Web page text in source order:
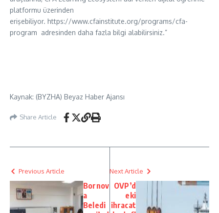
platformu üzerinden
erişebiliyor. https://www.cfainstitute.org/programs/cfa-
program adresinden daha fazla bilgi alabilirsiniz.”
Kaynak: (BYZHA) Beyaz Haber Ajansı
Share Article
Previous Article
Bornov
a
Beledi
Next Article
OVP’d
eki
ihracat